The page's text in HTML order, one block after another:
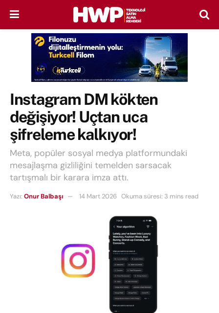
Instagram DM kökten
değişiyor! Uçtan uca
şifreleme kalkıyor!
Meta, popüler sosyal medya platformundaki
mesajlaşma gizliliğini temelden sarsacak
tartışmalı bir karara imza attı.
Yazı: Onur Balbaşı 14 Mart 2026 Okuma süresi: 3 mins read